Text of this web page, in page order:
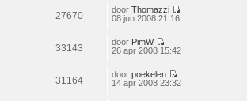
27670
door Thomazzi
08 jun 2008 21:16
33143
door PimW
Bekijk
26 apr 2008 15:42
31164
door poekelen
Bekijk
14 apr 2008 23:32